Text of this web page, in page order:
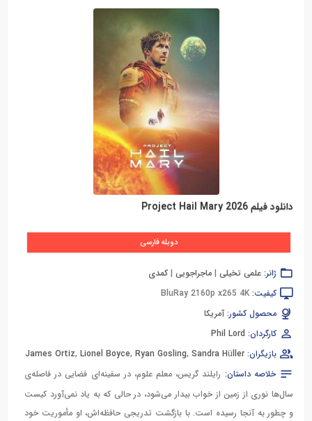
دانلود فیلم Project Hail Mary 2026
دوبله فارسی
ژانر: علمی تخیلی | ماجراجویی | کمدی
کیفیت: BluRay 2160p x265 4K
محصول کشور: آمریکا
کارگردان: Phil Lord
بازیگران:
James Ortiz, Lionel Boyce, Ryan Gosling, Sandra Hüller
خلاصه داستان: رایلند گریس، معلم علوم، در سفینه‌ای فضایی در فاصله‌ی
سال‌ها نوری از زمین از خواب بیدار می‌شود، در حالی که به یاد نمی‌آورد کیست
و چطور به آنجا رسیده است. با بازگشت تدریجی حافظه‌اش، او مأموریت خود